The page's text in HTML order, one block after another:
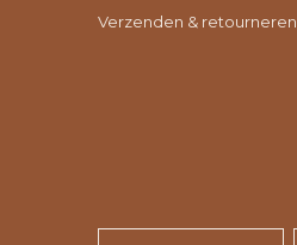
Verzenden & retourneren